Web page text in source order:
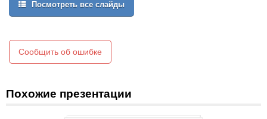
Посмотреть все слайды
Сообщить об ошибке
Похожие презентации